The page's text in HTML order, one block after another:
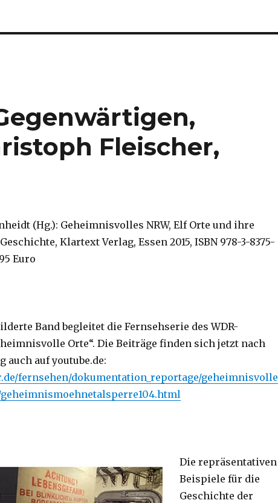
Fleischer,
(Hg.): Geheimnisvolles NRW, Elf Orte und ihre
Klartext Verlag, Essen 2015, ISBN 978-3-8375-
Euro
Band begleitet die Fernsehserie des WDR-
Orte“. Die Beiträge finden sich jetzt nach
auch auf youtube.de:
fernsehen/dokumentation_reportage/geheimnisvolle
Die repräsentativen
Beispiele für die
Geschichte der